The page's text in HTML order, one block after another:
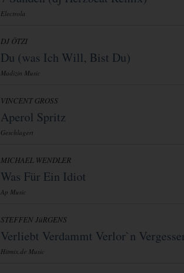
Electrola
DJ ÖTZI
Du (was Ich Will, Bist Du)
Madizin Music
VINCENT GROSS
Aperol Spritz
Geschlagert
MICHAEL WENDLER
Was Für Ein Idiot
Ap Music
STEFFEN JüRGENS
Verliebt Verdammt Verlor`n
Hitmix.de Music